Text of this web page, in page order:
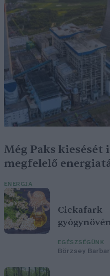
Még Paks kiesését
megfelelő
ENERGIA
Cickafark
EGÉSZSÉGÜNK
Börzsey